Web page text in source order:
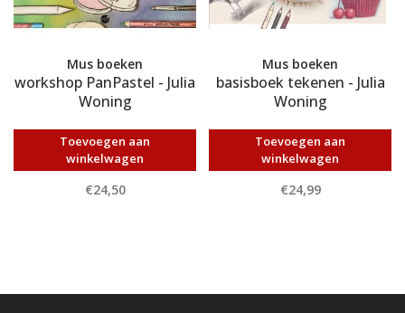
Mus boeken
workshop PanPastel - Julia
Woning
Toevoegen aan
winkelwagen
€24,50
Mus boeken
basisboek tekenen - Julia
Woning
Toevoegen aan
winkelwagen
€24,99